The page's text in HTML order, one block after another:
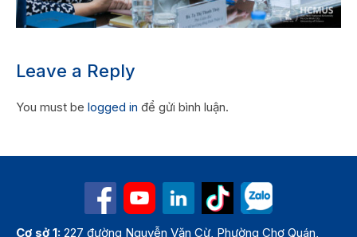
Leave a Reply
You must be logged in để gửi bình luận.
Cơ sở 1: 227 đường Nguyễn Văn Cừ, Phường Chợ Quán,